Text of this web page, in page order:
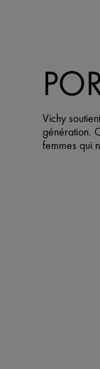
Vichy
génération.
femmes qui